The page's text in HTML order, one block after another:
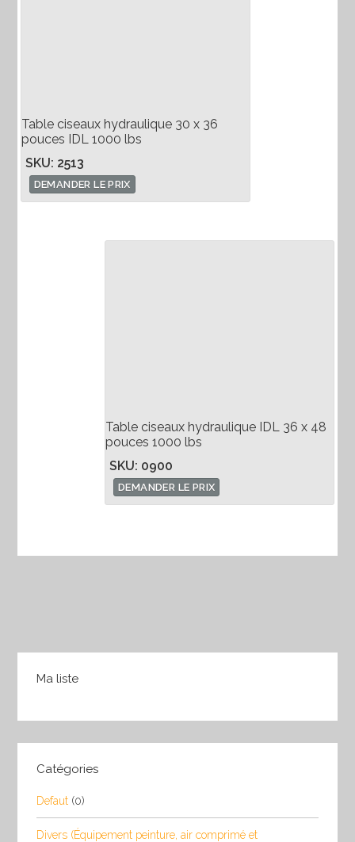
Table ciseaux hydraulique 30 x 36
pouces IDL 1000 lbs
SKU: 2513
DEMANDER LE PRIX
Table ciseaux hydraulique IDL 36 x 48
pouces 1000 lbs
SKU: 0900
DEMANDER LE PRIX
Ma liste
Catégories
Defaut (0)
Divers (Équipement peinture, air comprimé et